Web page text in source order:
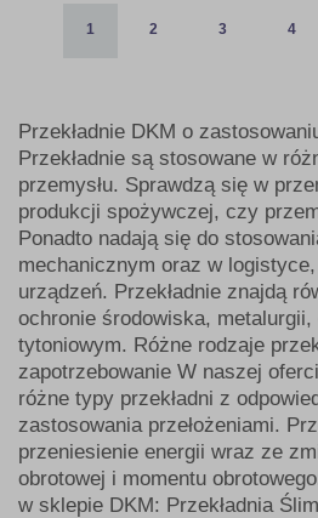
Aktualnie czytasz stronę
1 Strona
2 Strona
3 4
Przekładnie DKM o
Przekładnie są stosowane w
przemysłu. Sprawdzą się w
produkcji spożywczej, czy
Ponadto nadają się do
mechanicznym oraz w
urządzeń. Przekładnie znajdą
ochronie środowiska,
tytoniowym. Różne rodzaje
zapotrzebowanie W naszej
różne typy przekładni z
zastosowania przełożeniami.
przeniesienie energii wraz ze
obrotowej i momentu
w sklepie DKM: Przekładnia